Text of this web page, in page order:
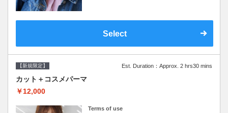
Select
【新規限定】 Est. Duration：Approx. 2 hrs30 mins
カット＋コスメパーマ
￥12,000
Terms of use